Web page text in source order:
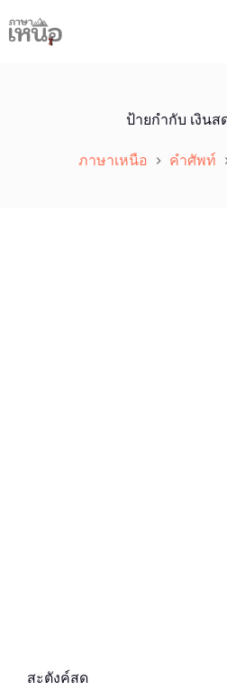
to
content
ป้ายกำกับ เงินส
ภาษาเหนือ คำศัพท์
สะตังค์สด